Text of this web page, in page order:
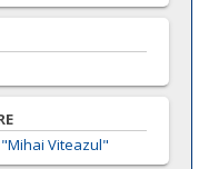
Viteazul"